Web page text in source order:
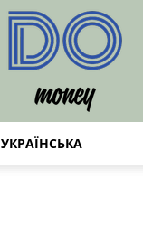
УКРАЇНСЬКА